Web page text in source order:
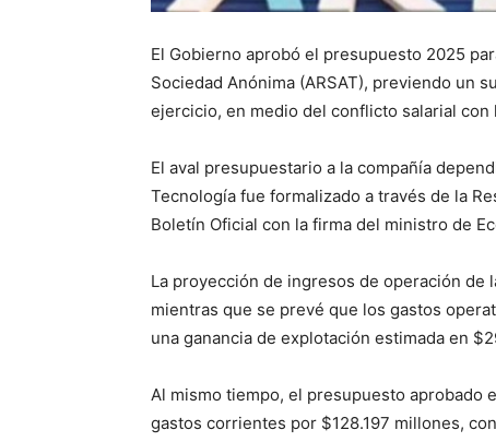
El Gobierno aprobó el presupuesto 2025
Sociedad Anónima (ARSAT), previendo un
ejercicio, en medio del conflicto salarial con
El aval presupuestario a la compañía
Tecnología fue formalizado a través de la
Boletín Oficial con la firma del ministro de
La proyección de ingresos de operación de
mientras que se prevé que los gastos
una ganancia de explotación estimada en
Al mismo tiempo, el presupuesto aprobado
gastos corrientes por $128.197 millones,